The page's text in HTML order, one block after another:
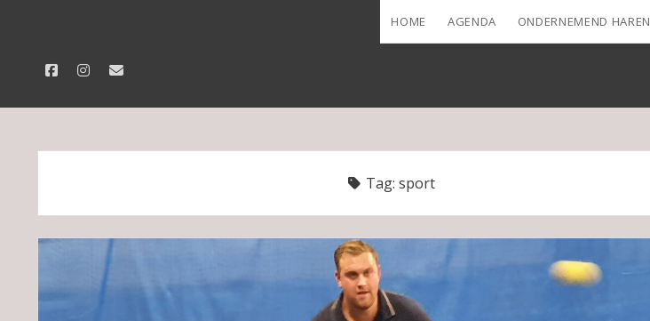
facebookinstagram
email
HOME AGENDA ONDERNEMEND HAREN
Tag: sport